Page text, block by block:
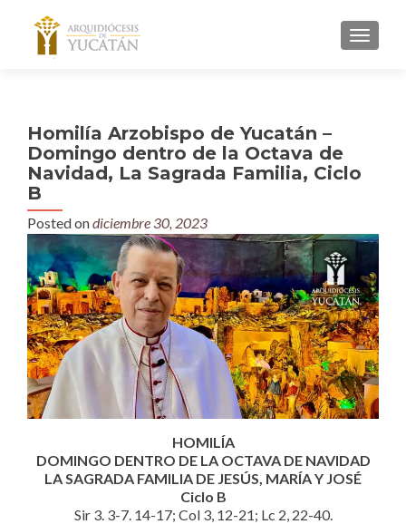
MENU
Homilía Arzobispo de Yucatán –
Domingo dentro de la Octava de
Navidad, La Sagrada Familia, Ciclo
B
Posted ondiciembre 30, 2023
HOMILÍA
DOMINGO DENTRO DE LA OCTAVA DE NAVIDAD
LA SAGRADA FAMILIA DE JESÚS, MARÍA Y JOSÉ
Ciclo B
Sir 3. 3-7. 14-17; Col 3, 12-21; Lc 2, 22-40.